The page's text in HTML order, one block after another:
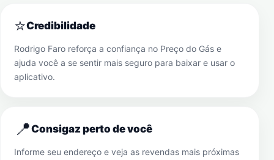
⭐Credibilidade
Rodrigo Faro reforça a confiança no Preço do Gás e
ajuda você a se sentir mais seguro para baixar e usar o
aplicativo.
📍Consigaz perto de você
Informe seu endereço e veja as revendas mais próximas